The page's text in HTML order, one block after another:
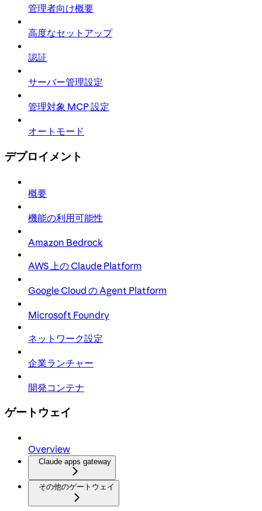
管理者向け概要
高度なセットアップ
認証
サーバー管理設定
管理対象 MCP 設定
オートモード
デプロイメント
概要
機能の利用可能性
Amazon Bedrock
AWS 上の Claude Platform
Google Cloud の Agent Platform
Microsoft Foundry
ネットワーク設定
企業ランチャー
開発コンテナ
ゲートウェイ
Overview
Claude apps gateway
その他のゲートウェイ